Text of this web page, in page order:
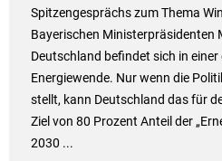
Spitzengesprächs zum Thema
Bayerischen Ministerpräsidenten
Deutschland befindet sich in
Energiewende. Nur wenn die
stellt, kann Deutschland das für
Ziel von 80 Prozent Anteil der
2030 ...